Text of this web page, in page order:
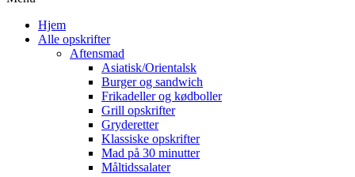
Hjem
Alle opskrifter
Aftensmad
Asiatisk/Orientalsk
Burger og sandwich
Frikadeller og kødboller
Grill opskrifter
Gryderetter
Klassiske opskrifter
Mad på 30 minutter
Måltidssalater